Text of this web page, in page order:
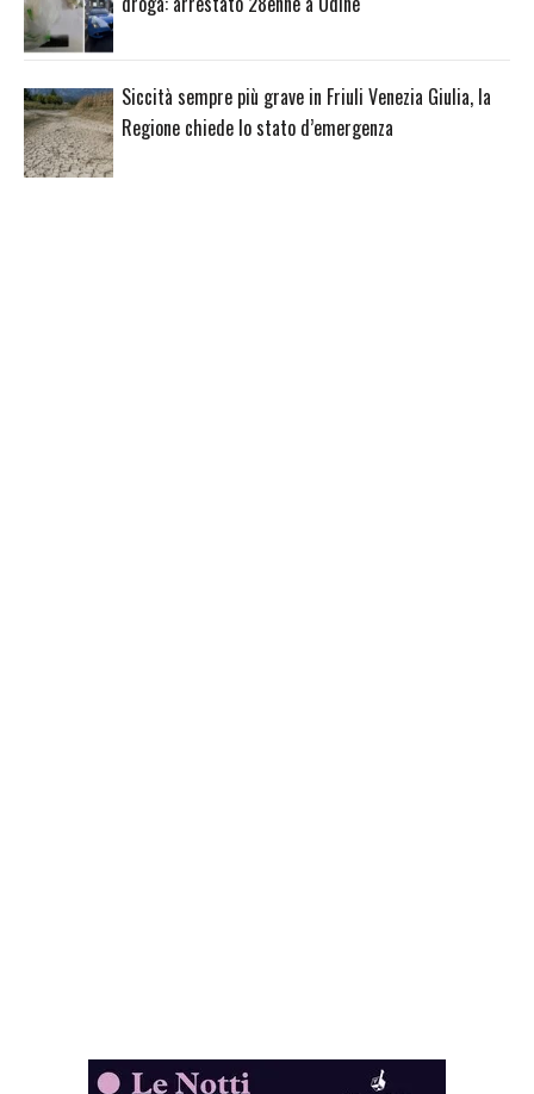
Siccità sempre più grave in Friuli Venezia Giulia, la
Regione chiede lo stato d’emergenza